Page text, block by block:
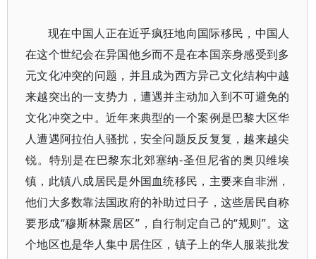
现在中国人正在近乎疯狂地向国际移民，中国人
在这个世纪会在异国他乡而不是在本国亲身感受到多
元文化冲突的问题，并且成为西方异己文化结构中越
来越突出的一支势力，遭遇并主动加入到不可避免的
文化冲突之中。近年来典型的一个案例是巴黎大区华
人遭遇阿拉伯人骚扰，安全问题反反复复，越来越尖
锐。特别是在巴黎东北郊塞纳-圣但尼省的奥贝维埃
镇，此镇八成居民是外国血统移民，主要来自非洲，
他们大多数靠法国政府的补助过日子，这些居民自称
要形成“穆斯林聚居区”，自行制定自己的“规则”。这
个地区也是华人集中居住区，镇子上的华人服装批发